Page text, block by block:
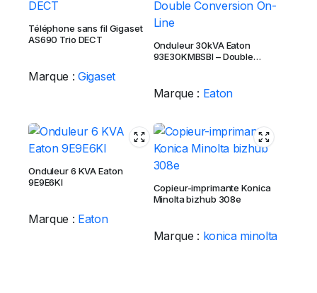
Téléphone sans fil Gigaset
AS690 Trio DECT
Marque :Gigaset
Onduleur 30kVA Eaton
93E30KMBSBI – Double
Marque : Eaton
Onduleur 6 KVA Eaton
9E9E6KI
Marque : Eaton
Copieur-imprimante Konica
Minolta bizhub 308e
Marque : konica minolta